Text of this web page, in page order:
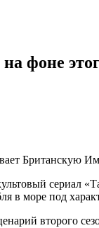
фоне
Британскую
сериал
в море под
второго